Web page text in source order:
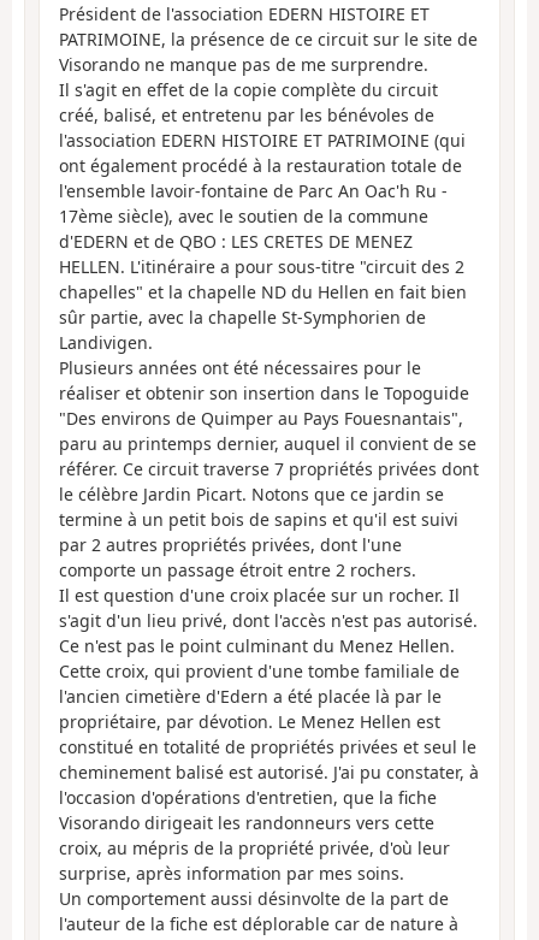
Président de l'association EDERN HISTOIRE ET
PATRIMOINE, la présence de ce circuit sur le site de
Visorando ne manque pas de me surprendre.
Il s'agit en effet de la copie complète du circuit
créé, balisé, et entretenu par les bénévoles de
l'association EDERN HISTOIRE ET PATRIMOINE (qui
ont également procédé à la restauration totale de
l'ensemble lavoir-fontaine de Parc An Oac'h Ru -
17ème siècle), avec le soutien de la commune
d'EDERN et de QBO : LES CRETES DE MENEZ
HELLEN. L'itinéraire a pour sous-titre "circuit des 2
chapelles" et la chapelle ND du Hellen en fait bien
sûr partie, avec la chapelle St-Symphorien de
Landivigen.
Plusieurs années ont été nécessaires pour le
réaliser et obtenir son insertion dans le Topoguide
"Des environs de Quimper au Pays Fouesnantais",
paru au printemps dernier, auquel il convient de se
référer. Ce circuit traverse 7 propriétés privées dont
le célèbre Jardin Picart. Notons que ce jardin se
termine à un petit bois de sapins et qu'il est suivi
par 2 autres propriétés privées, dont l'une
comporte un passage étroit entre 2 rochers.
Il est question d'une croix placée sur un rocher. Il
s'agit d'un lieu privé, dont l'accès n'est pas autorisé.
Ce n'est pas le point culminant du Menez Hellen.
Cette croix, qui provient d'une tombe familiale de
l'ancien cimetière d'Edern a été placée là par le
propriétaire, par dévotion. Le Menez Hellen est
constitué en totalité de propriétés privées et seul le
cheminement balisé est autorisé. J'ai pu constater, à
l'occasion d'opérations d'entretien, que la fiche
Visorando dirigeait les randonneurs vers cette
croix, au mépris de la propriété privée, d'où leur
surprise, après information par mes soins.
Un comportement aussi désinvolte de la part de
l'auteur de la fiche est déplorable car de nature à